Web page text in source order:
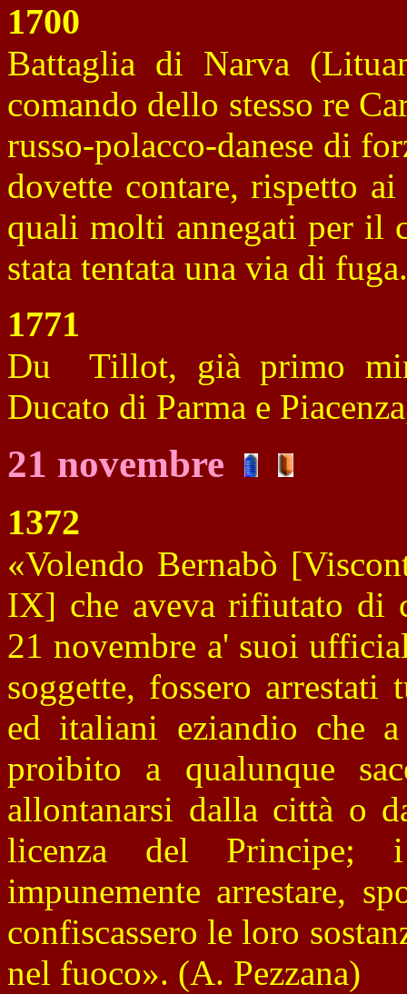
1700
Battaglia di Narva
comando dello stesso re
russo-polacco-danese di
dovette contare, rispetto
quali molti annegati per il
stata tentata una via di fuga.
1771
Du Tillot, già primo
Ducato di Parma e
21 novembre
1372
«Volendo Bernabò
IX] che aveva rifiutato di
21 novembre a' suoi
soggette, fossero
ed italiani eziandio che
proibito a qualunque
allontanarsi dalla città o
licenza del Principe; i
impunemente arrestare,
confiscassero le loro
nel fuoco». (A. Pezzana)